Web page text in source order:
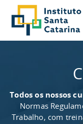
Todos os nossos
Normas
Trabalho, com